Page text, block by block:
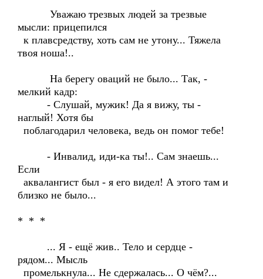
Уважаю трезвых людей за трезвые
мысли: прицепился
к плавсредству, хоть сам не утону... Тяжела
твоя ноша!..
На берегу оваций не было... Так, -
мелкий кадр:
- Слушай, мужик! Да я вижу, ты -
наглый! Хотя бы
поблагодарил человека, ведь он помог тебе!
- Инвалид, иди-ка ты!.. Сам знаешь...
Если
аквалангист был - я его видел! А этого там и
близко не было...
* * *
... Я - ещё жив.. Тело и сердце -
рядом... Мысль
промелькнула... Не сдержалась... О чём?...